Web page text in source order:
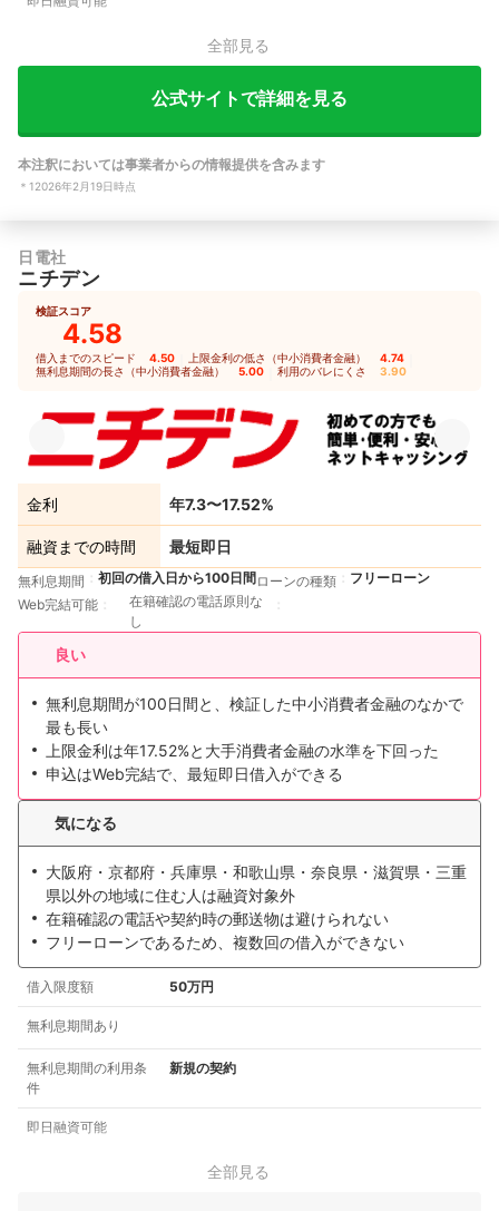
全部見る
公式サイトで詳細を見る
本注釈においては事業者からの情報提供を含みます
＊ 12026年2月19日時点
日電社
ニチデン
検証スコア
4.58
借入までのスピード 4.50 上限金利の低さ（中小消費者金融） 4.74
無利息期間の長さ（中小消費者金融） 5.00 利用のバレにくさ 3.90
金利 年7.3〜17.52%
融資までの時間 最短即日
無利息期間 初回の借入日から100日間 ローンの種類
フリーローン
Web完結可能
在籍確認の電話原則な
し
良い
無利息期間が100日間と、検証した中小消費者金融のなかで
最も長い
上限金利は年17.52%と大手消費者金融の水準を下回った
申込はWeb完結で、最短即日借入ができる
気になる
大阪府・京都府・兵庫県・和歌山県・奈良県・滋賀県・三重
県以外の地域に住む人は融資対象外
在籍確認の電話や契約時の郵送物は避けられない
フリーローンであるため、複数回の借入ができない
借入限度額 50万円
無利息期間あり
無利息期間の利用条
件
新規の契約
即日融資可能
全部見る